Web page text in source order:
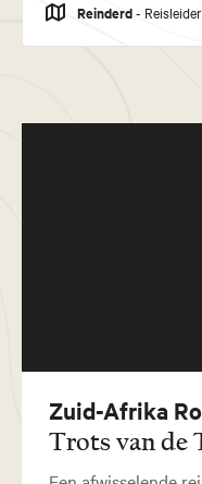
Reinderd- Reisleider
Zuid-Afrika
Trots van de